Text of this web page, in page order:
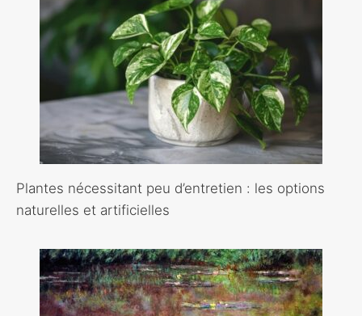
Plantes nécessitant peu d’entretien : les options
naturelles et artificielles